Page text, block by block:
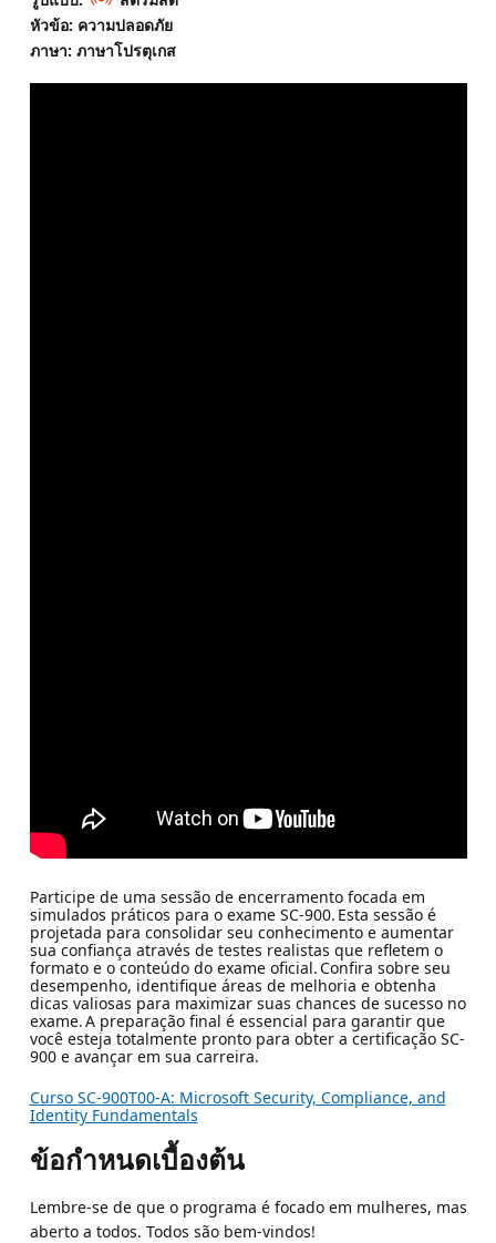
หัวข้อ: ความปลอดภัย
ภาษา: ภาษาโปรตุเกส
Participe de uma sessão de encerramento focada em
simulados práticos para o exame SC-900. Esta sessão é
projetada para consolidar seu conhecimento e aumentar
sua confiança através de testes realistas que refletem o
formato e o conteúdo do exame oficial. Confira sobre seu
desempenho, identifique áreas de melhoria e obtenha
dicas valiosas para maximizar suas chances de sucesso no
exame. A preparação final é essencial para garantir que
você esteja totalmente pronto para obter a certificação SC-
900 e avançar em sua carreira.
Curso SC-900T00-A: Microsoft Security, Compliance, and
Identity Fundamentals
ข้อกำหนดเบื้องต้น
Lembre-se de que o programa é focado em mulheres, mas
aberto a todos. Todos são bem-vindos!